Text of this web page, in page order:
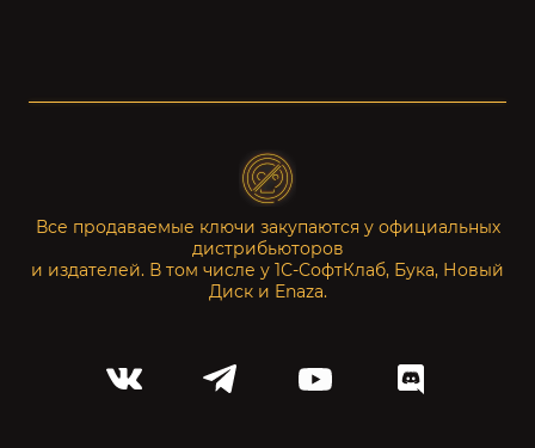
Все продаваемые ключи закупаются у официальных
дистрибьюторов
и издателей. В том числе у 1С-СофтКлаб, Бука, Новый
Диск и Enaza.